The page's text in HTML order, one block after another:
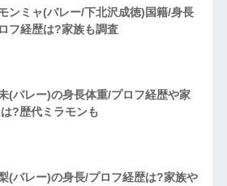
ンミャ(バレー/下北沢成徳)国籍/身長
フ経歴は?家族も調査
(バレー)の身長体重/プロフ経歴や家
?歴代ミラモンも
(バレー)の身長/プロフ経歴は?家族や